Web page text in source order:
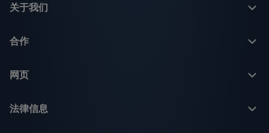
关于我们
合作
网页
法律信息